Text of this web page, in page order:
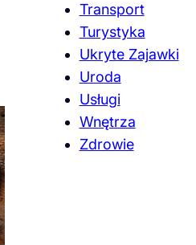
Transport
Turystyka
Ukryte Zajawki
Uroda
Usługi
Wnętrza
Zdrowie